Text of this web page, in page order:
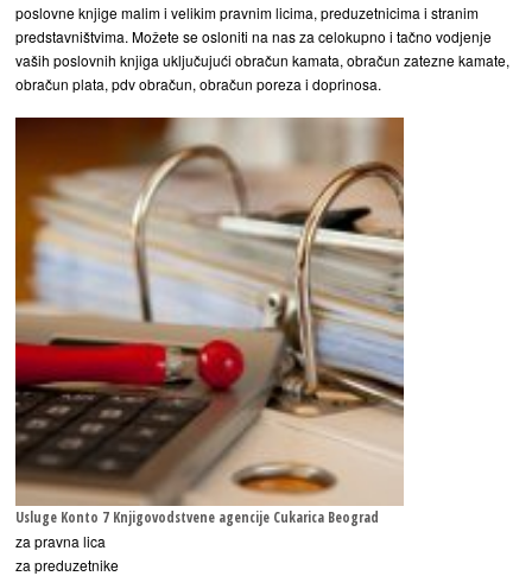
poslovne knjige malim i velikim pravnim licima, preduzetnicima i stranim
predstavništvima. Možete se osloniti na nas za celokupno i tačno vodjenje
vaših poslovnih knjiga uključujući obračun kamata, obračun zatezne kamate,
obračun plata, pdv obračun, obračun poreza i doprinosa.
Usluge Konto 7 Knjigovodstvene agencije Cukarica Beograd
za pravna lica
za preduzetnike